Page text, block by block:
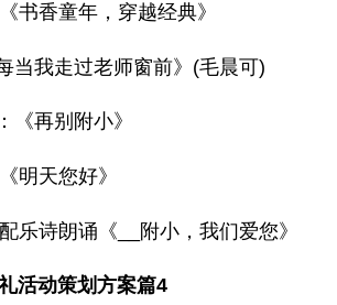
书香童年，穿越经典》
当我走过老师窗前》(毛晨可)
《再别附小》
明天您好》
乐诗朗诵《__附小，我们爱您》
活动策划方案篇4